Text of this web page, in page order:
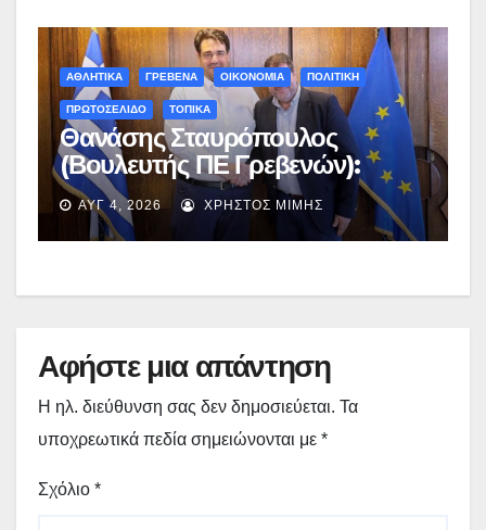
ΑΘΛΗΤΙΚΑ ΓΡΕΒΕΝΑ ΟΙΚΟΝΟΜΙΑ ΠΟΛΙΤΙΚΗ
ΠΡΩΤΟΣΕΛΙΔΟ ΤΟΠΙΚΑ
Θανάσης Σταυρόπουλος
(Βουλευτής ΠΕ Γρεβενών):
Έκτακτη χρηματοδότηση
400.000€ για επιπλέον
εργασίες στο Δημοτικό Στάδιο
ΑΥΓ 4, 2026 ΧΡΉΣΤΟΣ ΜΊΜΗΣ
Αφήστε μια απάντηση
Η ηλ. διεύθυνση σας δεν δημοσιεύεται. Τα
υποχρεωτικά πεδία σημειώνονται με *
Σχόλιο *